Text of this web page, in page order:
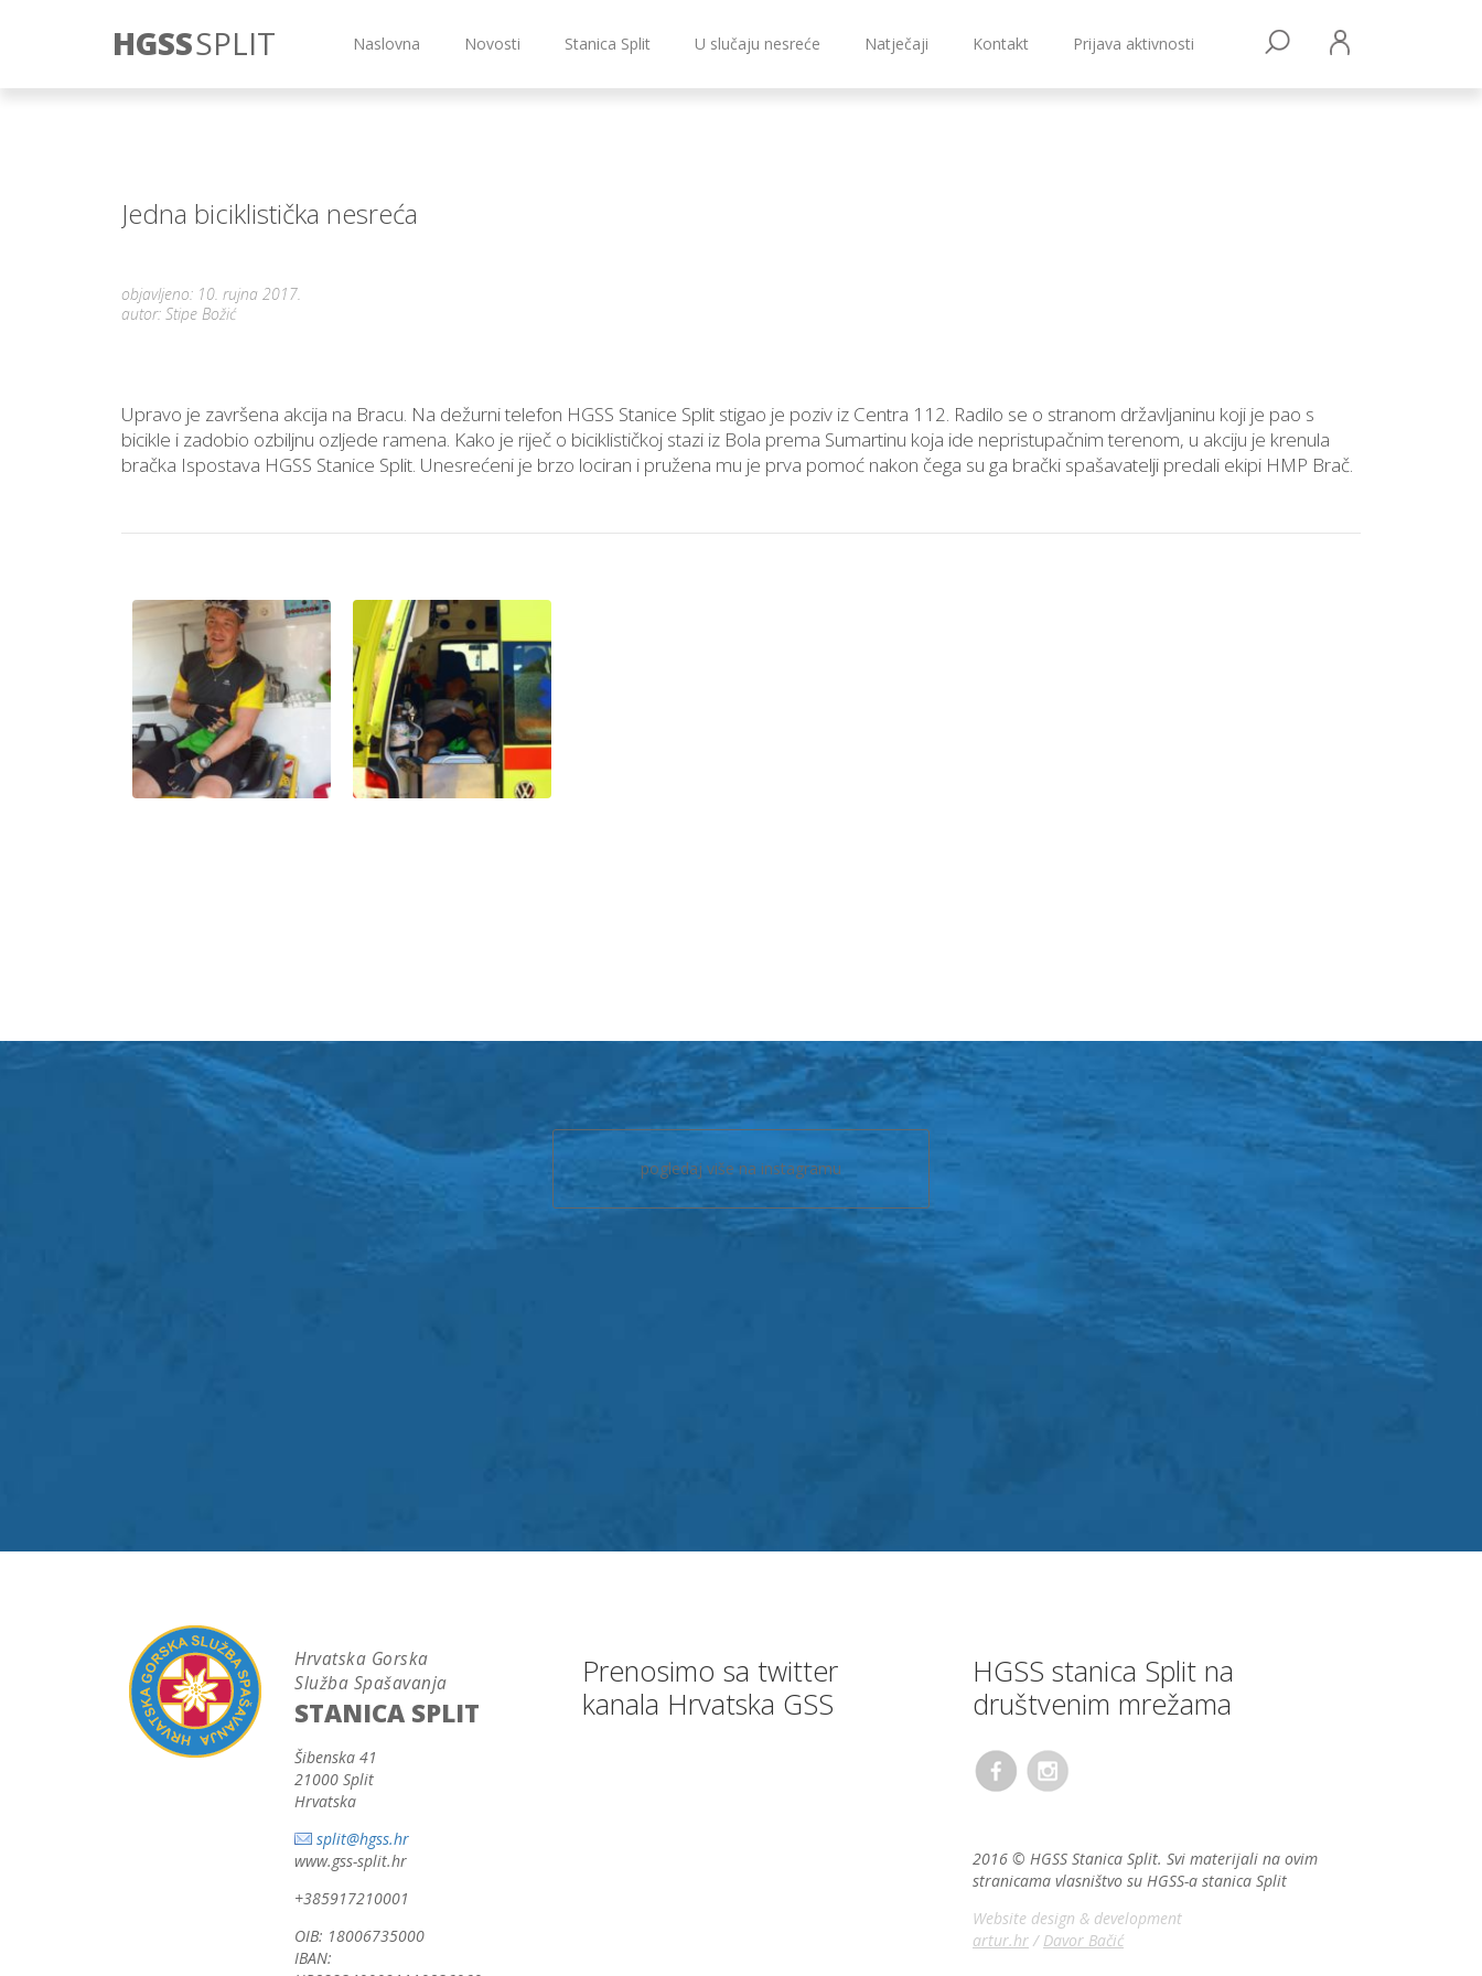
HGSSSPLIT Naslovna Novosti Stanica Split U slučaju nesreće Natječaji Kontakt Prijava aktivnosti
Jedna biciklistička nesreća
objavljeno: 10. rujna 2017.
autor: Stipe Božić
Upravo je završena akcija na Bracu. Na dežurni telefon HGSS Stanice Split stigao je poziv iz Centra 112. Radilo se o stranom državljaninu koji je pao s
bicikle i zadobio ozbiljnu ozljede ramena. Kako je riječ o biciklističkoj stazi iz Bola prema Sumartinu koja ide nepristupačnim terenom, u akciju je krenula
bračka Ispostava HGSS Stanice Split. Unesrećeni je brzo lociran i pružena mu je prva pomoć nakon čega su ga brački spašavatelji predali ekipi HMP Brač.
pogledaj više na instagramu
Hrvatska Gorska
Služba Spašavanja
STANICA SPLIT
Šibenska 41
21000 Split
Hrvatska
split@hgss.hr
www.gss-split.hr
+385917210001
OIB: 18006735000
IBAN:
Prenosimo sa twitter
kanala Hrvatska GSS
HGSS stanica Split na
društvenim mrežama
2016 © HGSS Stanica Split. Svi materijali na ovim
stranicama vlasništvo su HGSS-a stanica Split
Website design & development
artur.hr / Davor Bačić